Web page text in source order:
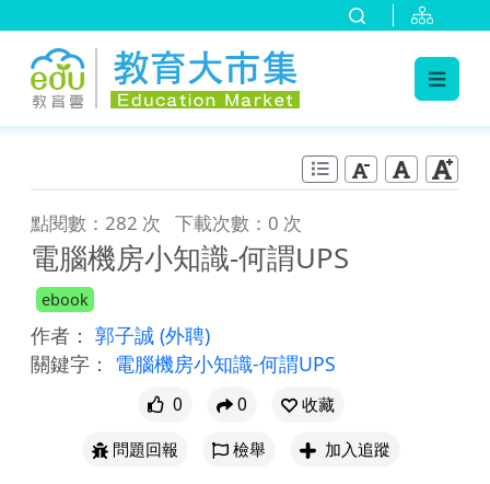
點閱數：282 次 下載次數：0 次
電腦機房小知識-何謂UPS
ebook
作者： 郭子誠 (外聘)
關鍵字： 電腦機房小知識-何謂UPS
0 0
收藏
問題回報
檢舉 加入追蹤